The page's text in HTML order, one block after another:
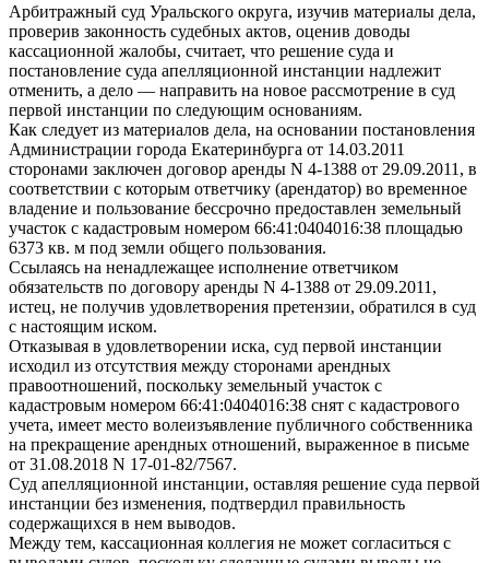
Арбитражный суд Уральского округа, изучив материалы дела,
проверив законность судебных актов, оценив доводы
кассационной жалобы, считает, что решение суда и
постановление суда апелляционной инстанции надлежит
отменить, а дело — направить на новое рассмотрение в суд
первой инстанции по следующим основаниям.
Как следует из материалов дела, на основании постановления
Администрации города Екатеринбурга от 14.03.2011
сторонами заключен договор аренды N 4-1388 от 29.09.2011, в
соответствии с которым ответчику (арендатор) во временное
владение и пользование бессрочно предоставлен земельный
участок с кадастровым номером 66:41:0404016:38 площадью
6373 кв. м под земли общего пользования.
Ссылаясь на ненадлежащее исполнение ответчиком
обязательств по договору аренды N 4-1388 от 29.09.2011,
истец, не получив удовлетворения претензии, обратился в суд
с настоящим иском.
Отказывая в удовлетворении иска, суд первой инстанции
исходил из отсутствия между сторонами арендных
правоотношений, поскольку земельный участок с
кадастровым номером 66:41:0404016:38 снят с кадастрового
учета, имеет место волеизъявление публичного собственника
на прекращение арендных отношений, выраженное в письме
от 31.08.2018 N 17-01-82/7567.
Суд апелляционной инстанции, оставляя решение суда первой
инстанции без изменения, подтвердил правильность
содержащихся в нем выводов.
Между тем, кассационная коллегия не может согласиться с